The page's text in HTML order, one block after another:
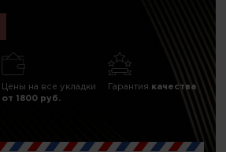
Цены на все укладки
от 1800 руб.
Гарантия качества